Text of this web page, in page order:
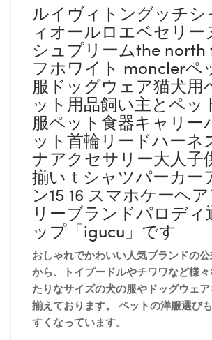
ルイヴィトングッチ
ィオールロエベセリ
シュプリームthe north
フホワイト monclerペ
服ドッグウェア猫犬用
ット用品飼い主とペッ
服ペット食器キャリー
ット首輪リードハーネ
ナアクセサリー大人子
揃いｔシャツパーカー
ン15 16 スマホケーヘ
リーブランドパロディ
ップ「igucu」です
おしゃれでかわいい人気ブランドの
から、トイプードルやチワワなど様
たりなサイズの犬の服やドッグウェ
揃えております。 ペットの洋服選び
すくなっています。